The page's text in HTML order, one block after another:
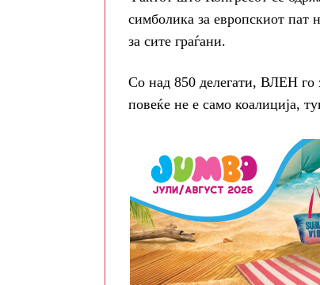
симболика за европскиот пат
за сите граѓани.
Со над 850 делегати, ВЛЕН го
повеќе не е само коалиција,